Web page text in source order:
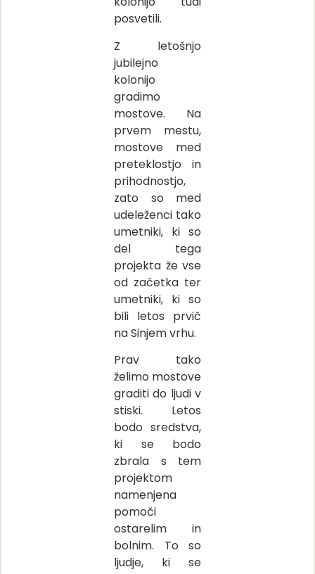
posvetili.
Z letošnjo
jubilejno
kolonijo
gradimo
mostove. Na
prvem mestu,
mostove med
preteklostjo in
prihodnostjo,
zato so med
udeleženci tako
umetniki, ki so
del tega
projekta že vse
od začetka ter
umetniki, ki so
bili letos prvič
na Sinjem vrhu.
Prav tako
želimo mostove
graditi do ljudi v
stiski. Letos
bodo sredstva,
ki se bodo
zbrala s tem
projektom
namenjena
pomoči
ostarelim in
bolnim. To so
ljudje, ki se